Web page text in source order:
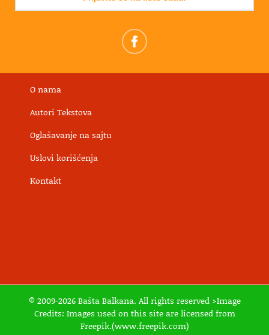
O nama
Autori Tekstova
Oglašavanje na sajtu
Uslovi korišćenja
Kontakt
© 2009-2026 Bašta Balkana. All rights reserved >Image
Credits: Images used on this site are licensed from
Freepik.(www.freepik.com)